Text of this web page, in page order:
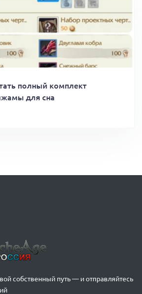
полный комплект
для сна
собственный путь — и отправляйтесь